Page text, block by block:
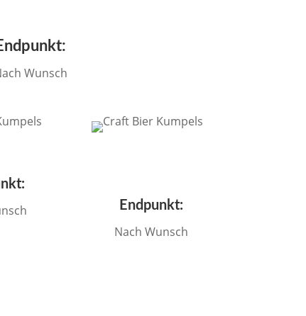
Wunsch
Endpunkt:
Nach Wunsch